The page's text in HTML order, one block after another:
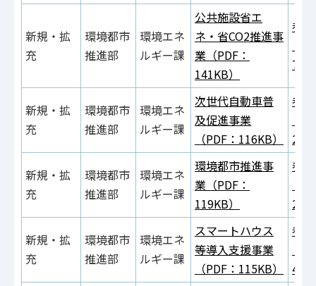
新規・拡
充
環境都市
推進部
環境エネ
ルギー課
公共施設省エ
ネ・省CO2推進事
業（PDF：
141KB）
参
新規・拡
充
環境都市
推進部
環境エネ
ルギー課
次世代自動車普
及促進事業
（PDF：116KB）
参
新規・拡
充
環境都市
推進部
環境エネ
ルギー課
環境都市推進事
業（PDF：
119KB）
参
新規・拡
充
環境都市
推進部
環境エネ
ルギー課
スマートハウス
等導入支援事業
（PDF：115KB）
参